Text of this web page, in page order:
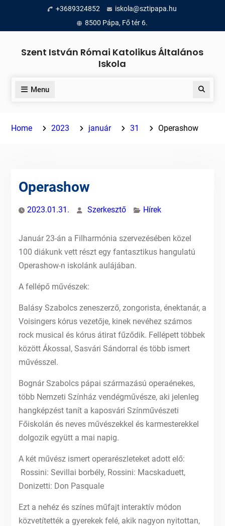
content
+3689324852
iskola@sztipapa.hu
8500 Pápa, Fő tér 6.
Szent István Római Katolikus Általános
Iskola
Menu Search
Home 2023 január 31 Operashow
Operashow
2023.01.31. Szerkesztő Hírek
Január 23-án a Filharmónia szervezésében közel
100 diákunk vett részt egy fantasztikus hangulatú
Operashow-n iskolánk aulájában.
A fellépő művészek:
Balásy Szabolcs zeneszerző, zongorista, énektanár, a
Voisingers kórus vezetője, kinek nevéhez számos
rock musical és kórus átirat fűződik. Fellépett többek
között Ákossal, Sasvári Sándorral és több ismert
művésszel.
Bognár Szabolcs pápai származású operaénekes,
több Nemzeti Színház vendégművésze, aki jelenleg
hangképzést tanít a kaposvári Színművészeti
Főiskolán és neves művészekkel és karmesterekkel
dolgozik együtt a mai napig.
A két művész ismert operarészleteket adott elő:
Rossini: Sevillai borbély, Rossini: Macskaduett,
Donizetti: Don Pasquale
Ezt a nehéz és színes műfajt interaktív módon
közvetítették a gyerekek felé, akik nagyon nyitottan,